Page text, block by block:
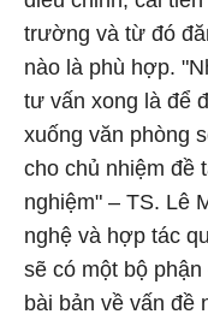
trường và từ đó
nào là phù hợp.
tư vấn xong là để
xuống văn phòng
cho chủ nhiệm đề
nghiệm" – TS. Lê
nghệ và hợp tác
sẽ có một bộ
bài bản về vấn đề